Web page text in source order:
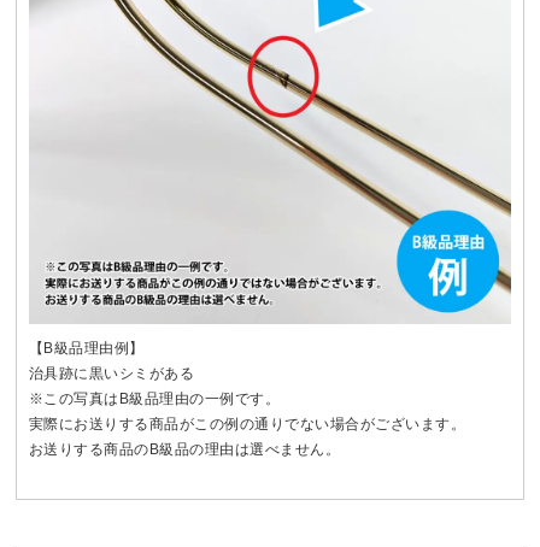
【B級品理由例】
治具跡に黒いシミがある
※この写真はB級品理由の一例です。
実際にお送りする商品がこの例の通りでない場合がございます。
お送りする商品のB級品の理由は選べません。